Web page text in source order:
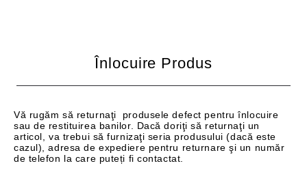
Înlocuire Produs
Vă rugăm să returnaţi produsele defect pentru înlocuire
sau de restituirea banilor. Dacă doriţi să returnaţi un
articol, va trebui să furnizaţi seria produsului (dacă este
cazul), adresa de expediere pentru returnare şi un număr
de telefon la care puteți fi contactat.